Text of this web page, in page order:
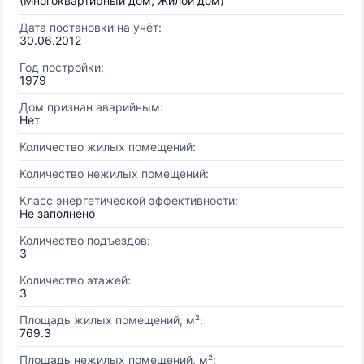
Дата постановки на учёт:
30.06.2012
Год постройки:
1979
Дом признан аварийным:
Нет
Количество жилых помещений:
Количество нежилых помещений:
Класс энергетической эффективности:
Не заполнено
Количество подъездов:
3
Количество этажей:
3
Площадь жилых помещений, м²:
769.3
Площадь нежилых помещений, м²: